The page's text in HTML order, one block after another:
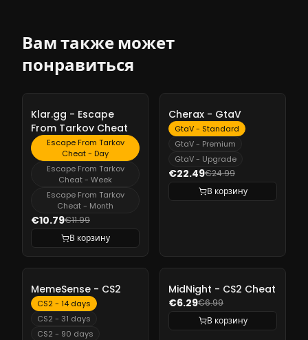
Вам также может
понравиться
-
Klar.gg - Escape
From Tarkov Cheat
Escape From Tarkov
Cheat - Day
Escape From Tarkov
Cheat - Week
Escape From Tarkov
Cheat - Month
€10.79€11.99
В корзину
-
Cherax - GtaV
GtaV - Standard
GtaV - Premium
GtaV - Upgrade
€22.49€24.99
В корзину
MemeSense - CS2
CS2 - 14 days
CS2 - 31 days
CS2 - 90 days
- 10%
MidNight - CS2 Cheat
€6.29€6.99
В корзину